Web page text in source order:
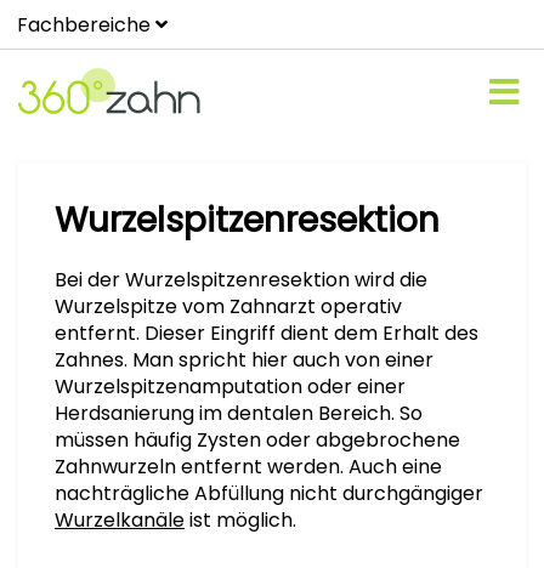
Fachbereiche
Wurzelspitzenresektion
Bei der Wurzelspitzenresektion wird die
Wurzelspitze vom Zahnarzt operativ
entfernt. Dieser Eingriff dient dem Erhalt des
Zahnes. Man spricht hier auch von einer
Wurzelspitzenamputation oder einer
Herdsanierung im dentalen Bereich. So
müssen häufig Zysten oder abgebrochene
Zahnwurzeln entfernt werden. Auch eine
nachträgliche Abfüllung nicht durchgängiger
Wurzelkanäleist möglich.